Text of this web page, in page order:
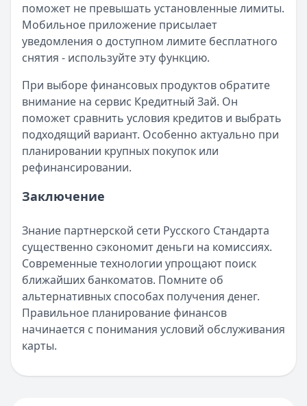
поможет не превышать установленные лимиты.
Мобильное приложение присылает
уведомления о доступном лимите бесплатного
снятия - используйте эту функцию.
При выборе финансовых продуктов обратите
внимание на сервис Кредитный Зай. Он
поможет сравнить условия кредитов и выбрать
подходящий вариант. Особенно актуально при
планировании крупных покупок или
рефинансировании.
Заключение
Знание партнерской сети Русского Стандарта
существенно сэкономит деньги на комиссиях.
Современные технологии упрощают поиск
ближайших банкоматов. Помните об
альтернативных способах получения денег.
Правильное планирование финансов
начинается с понимания условий обслуживания
карты.